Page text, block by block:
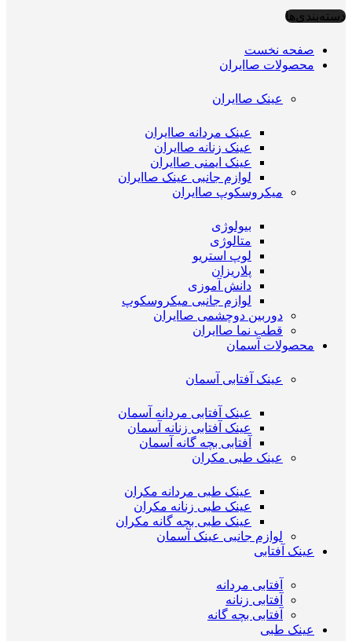
دسته‌بندی‌ها
صفحه نخست
محصولات صاایران
عینک صاایران
عینک مردانه صاایران
عینک زنانه صاایران
عینک ایمنی صاایران
لوازم جانبی عینک صاایران
میکروسکوپ صاایران
بیولوژی
متالوژی
لوپ استریو
پلاریزان
دانش آموزی
لوازم جانبی میکروسکوپ
دوربین دوچشمی صاایران
قطب نما صاایران
محصولات آسمان
عینک آفتابی آسمان
عینک آفتابی مردانه آسمان
عینک آفتابی زنانه آسمان
آفتابی بچه گانه آسمان
عینک طبی مکران
عینک طبی مردانه مکران
عینک طبی زنانه مکران
عینک طبی بچه گانه مکران
لوازم جانبی عینک آسمان
عینک آفتابی
آفتابی مردانه
آفتابی زنانه
آفتابی بچه گانه
عینک طبی